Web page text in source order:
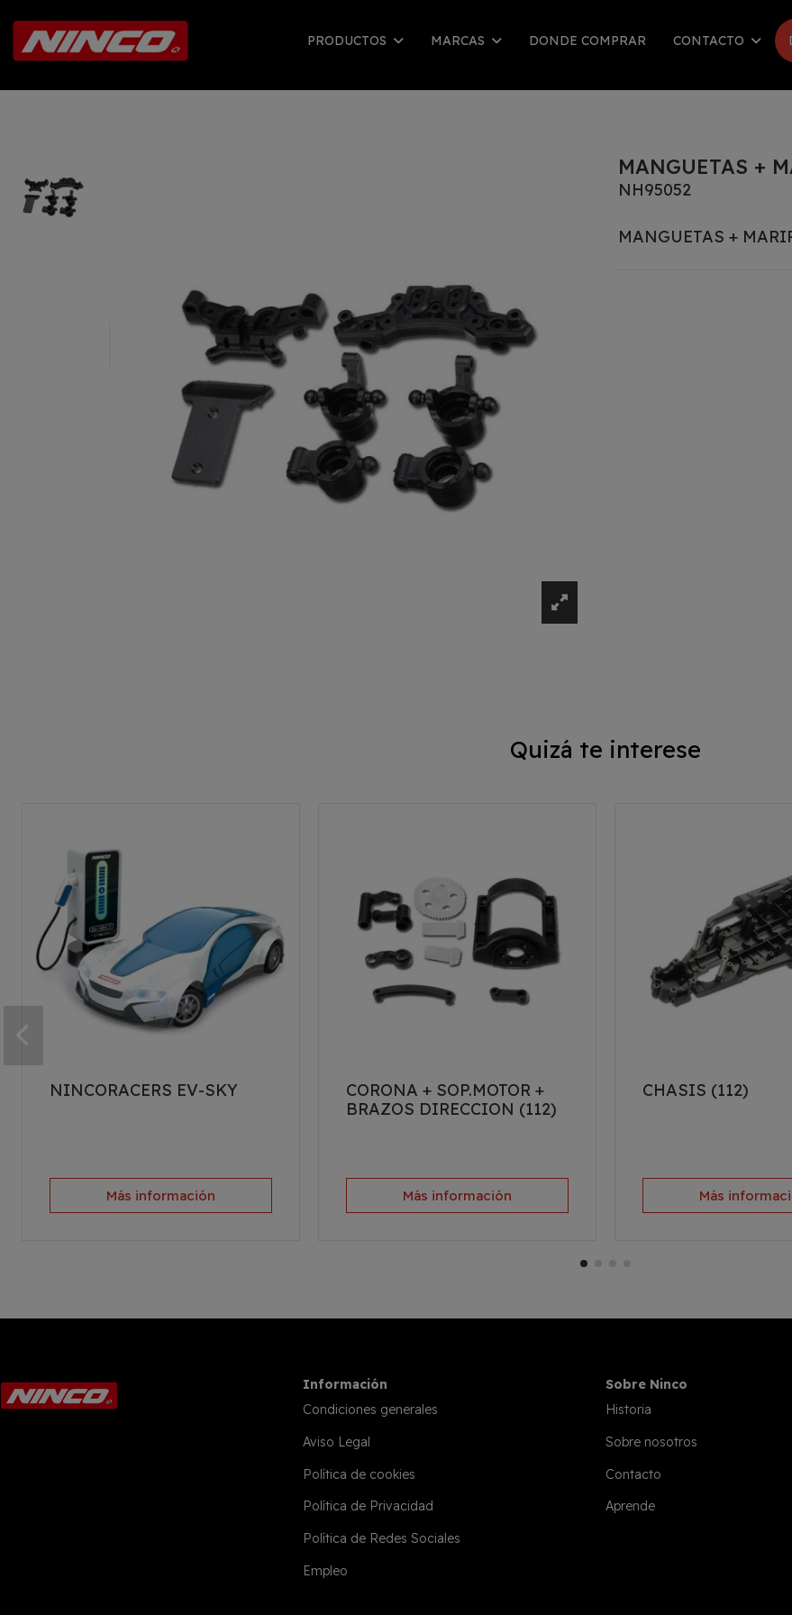
PRODUCTOS MARCAS DONDE COMPRAR CONTACTO
MANGUETAS +
NH95052
MANGUETAS +
Quizá te interese
NINCORACERS EV-SKY
Más información
CORONA + SOP.MOTOR +
BRAZOS DIRECCION (112)
Más información
CHASIS (112)
Más
Información
Condiciones generales
Aviso Legal
Política de cookies
Política de Privacidad
Política de Redes Sociales
Empleo
Sobre Ninco
Historia
Sobre nosotros
Contacto
Aprende